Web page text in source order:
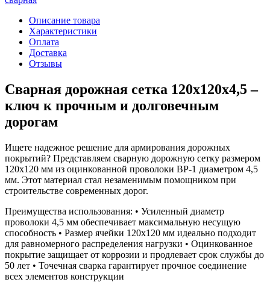
Описание товара
Характеристики
Оплата
Доставка
Отзывы
Сварная дорожная сетка 120х120х4,5 –
ключ к прочным и долговечным
дорогам
Ищете надежное решение для армирования дорожных
покрытий? Представляем сварную дорожную сетку размером
120х120 мм из оцинкованной проволоки ВР-1 диаметром 4,5
мм. Этот материал стал незаменимым помощником при
строительстве современных дорог.
Преимущества использования: • Усиленный диаметр
проволоки 4,5 мм обеспечивает максимальную несущую
способность • Размер ячейки 120х120 мм идеально подходит
для равномерного распределения нагрузки • Оцинкованное
покрытие защищает от коррозии и продлевает срок службы до
50 лет • Точечная сварка гарантирует прочное соединение
всех элементов конструкции